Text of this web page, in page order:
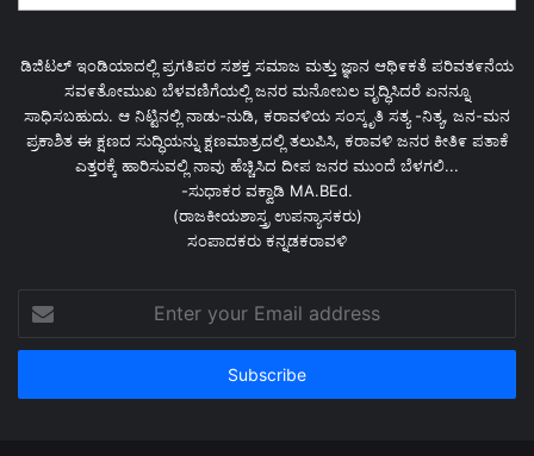
ಡಿಜಿಟಲ್ ಇಂಡಿಯಾದಲ್ಲಿ ಪ್ರಗತಿಪರ ಸಶಕ್ತ ಸಮಾಜ ಮತ್ತು ಜ್ಞಾನ ಆಥಿ೯ಕತೆ ಪರಿವತ೯ನೆಯ
ಸವ೯ತೋಮುಖ ಬೆಳವಣಿಗೆಯಲ್ಲಿ ಜನರ ಮನೋಬಲ ವೃದ್ಧಿಸಿದರೆ ಏನನ್ನೂ
ಸಾಧಿಸಬಹುದು. ಆ ನಿಟ್ಟಿನಲ್ಲಿ ನಾಡು-ನುಡಿ, ಕರಾವಳಿಯ ಸಂಸ್ಕೃತಿ ಸತ್ಯ -ನಿತ್ಯ, ಜನ-ಮನ
ಪ್ರಕಾಶಿತ ಈ ಕ್ಷಣದ ಸುದ್ಧಿಯನ್ನು ಕ್ಷಣಮಾತ್ರದಲ್ಲಿ ತಲುಪಿಸಿ, ಕರಾವಳಿ ಜನರ ಕೀತಿ೯ ಪತಾಕೆ
ಎತ್ತರಕ್ಕೆ ಹಾರಿಸುವಲ್ಲಿ ನಾವು ಹೆಚ್ಚಿಸಿದ ದೀಪ ಜನರ ಮುಂದೆ ಬೆಳಗಲಿ...
-ಸುಧಾಕರ ವಕ್ವಾಡಿ MA.BEd.
(ರಾಜಕೀಯಶಾಸ್ತ್ರ ಉಪನ್ಯಾಸಕರು)
ಸಂಪಾದಕರು ಕನ್ನಡಕರಾವಳಿ
your
Email